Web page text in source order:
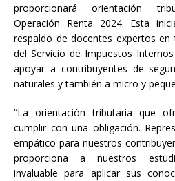
proporcionará orientación
Operación Renta 2024. Esta
respaldo de docentes expertos en
del Servicio de Impuestos
apoyar a contribuyentes de
naturales y también a micro y
“La orientación tributaria que
cumplir con una obligación.
empático para nuestros
proporciona a nuestros
invaluable para aplicar sus